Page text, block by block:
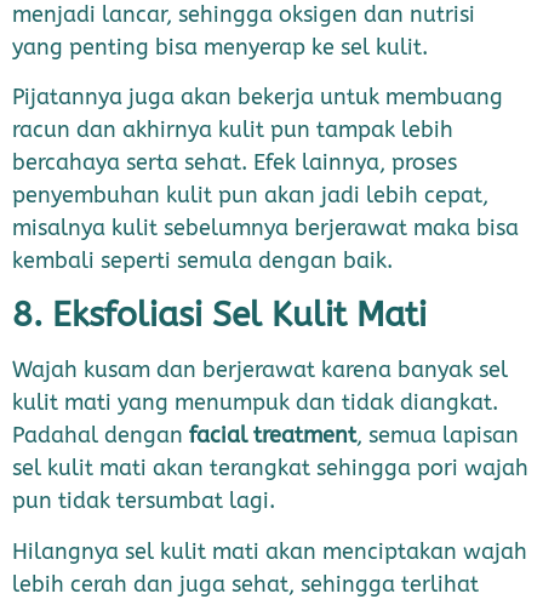
menjadi lancar, sehingga oksigen dan nutrisi
yang penting bisa menyerap ke sel kulit.
Pijatannya juga akan bekerja untuk membuang
racun dan akhirnya kulit pun tampak lebih
bercahaya serta sehat. Efek lainnya, proses
penyembuhan kulit pun akan jadi lebih cepat,
misalnya kulit sebelumnya berjerawat maka bisa
kembali seperti semula dengan baik.
8. Eksfoliasi Sel Kulit Mati
Wajah kusam dan berjerawat karena banyak sel
kulit mati yang menumpuk dan tidak diangkat.
Padahal dengan facial treatment, semua lapisan
sel kulit mati akan terangkat sehingga pori wajah
pun tidak tersumbat lagi.
Hilangnya sel kulit mati akan menciptakan wajah
lebih cerah dan juga sehat, sehingga terlihat